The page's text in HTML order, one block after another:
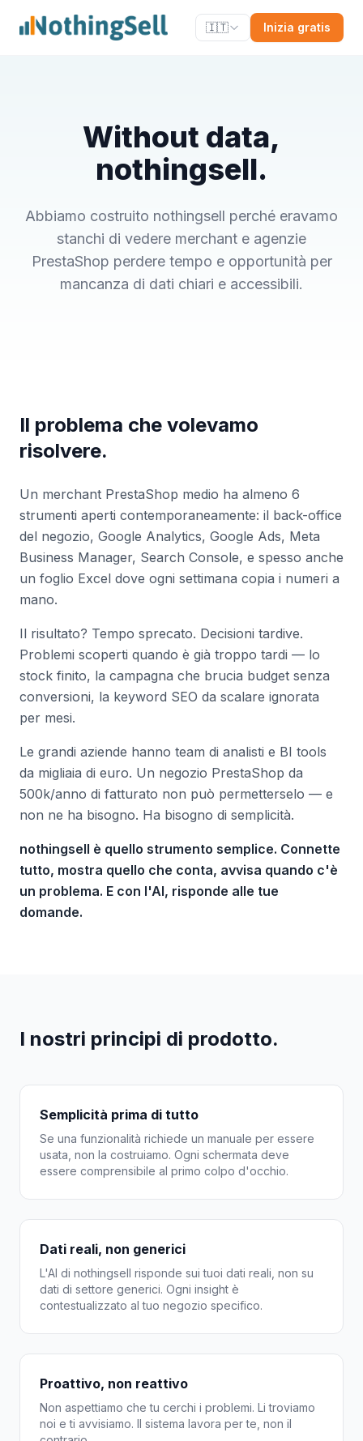
🇮🇹 Inizia gratis
Without data,
nothingsell.
Abbiamo costruito nothingsell perché eravamo
stanchi di vedere merchant e agenzie
PrestaShop perdere tempo e opportunità per
mancanza di dati chiari e accessibili.
Il problema che volevamo
risolvere.
Un merchant PrestaShop medio ha almeno 6
strumenti aperti contemporaneamente: il back-office
del negozio, Google Analytics, Google Ads, Meta
Business Manager, Search Console, e spesso anche
un foglio Excel dove ogni settimana copia i numeri a
mano.
Il risultato? Tempo sprecato. Decisioni tardive.
Problemi scoperti quando è già troppo tardi — lo
stock finito, la campagna che brucia budget senza
conversioni, la keyword SEO da scalare ignorata
per mesi.
Le grandi aziende hanno team di analisti e BI tools
da migliaia di euro. Un negozio PrestaShop da
500k/anno di fatturato non può permetterselo — e
non ne ha bisogno. Ha bisogno di semplicità.
nothingsell è quello strumento semplice. Connette
tutto, mostra quello che conta, avvisa quando c'è
un problema. E con l'AI, risponde alle tue
domande.
I nostri principi di prodotto.
Semplicità prima di tutto
Se una funzionalità richiede un manuale per essere
usata, non la costruiamo. Ogni schermata deve
essere comprensibile al primo colpo d'occhio.
Dati reali, non generici
L'AI di nothingsell risponde sui tuoi dati reali, non su
dati di settore generici. Ogni insight è
contestualizzato al tuo negozio specifico.
Proattivo, non reattivo
Non aspettiamo che tu cerchi i problemi. Li troviamo
noi e ti avvisiamo. Il sistema lavora per te, non il